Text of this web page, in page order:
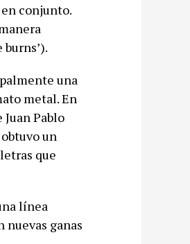
conjunto.
una
metal. En
Pablo
un
que
línea
nuevas ganas